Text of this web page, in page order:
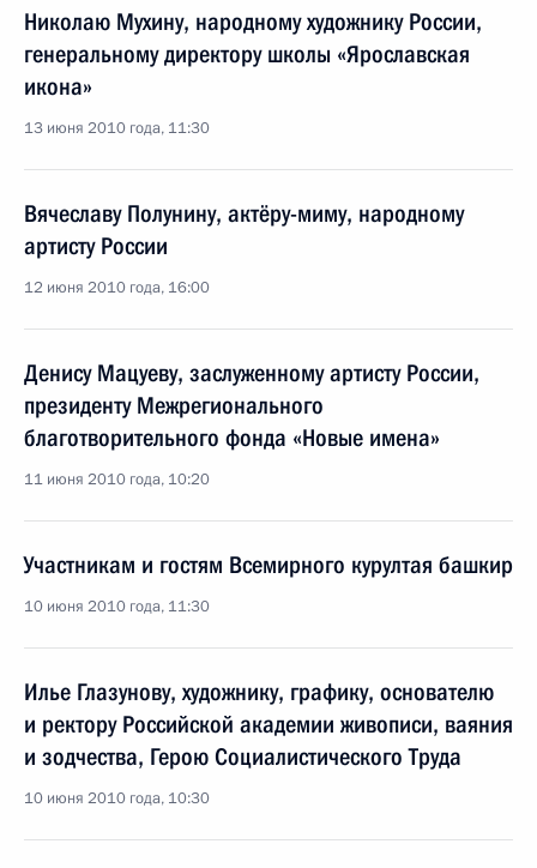
Николаю Мухину, народному художнику России,
генеральному директору школы «Ярославская
икона»
13 июня 2010 года, 11:30
Вячеславу Полунину, актёру-миму, народному
артисту России
12 июня 2010 года, 16:00
Денису Мацуеву, заслуженному артисту России,
президенту Межрегионального
благотворительного фонда «Новые имена»
11 июня 2010 года, 10:20
Участникам и гостям Всемирного курултая башкир
10 июня 2010 года, 11:30
Илье Глазунову, художнику, графику, основателю
и ректору Российской академии живописи, ваяния
и зодчества, Герою Социалистического Труда
10 июня 2010 года, 10:30